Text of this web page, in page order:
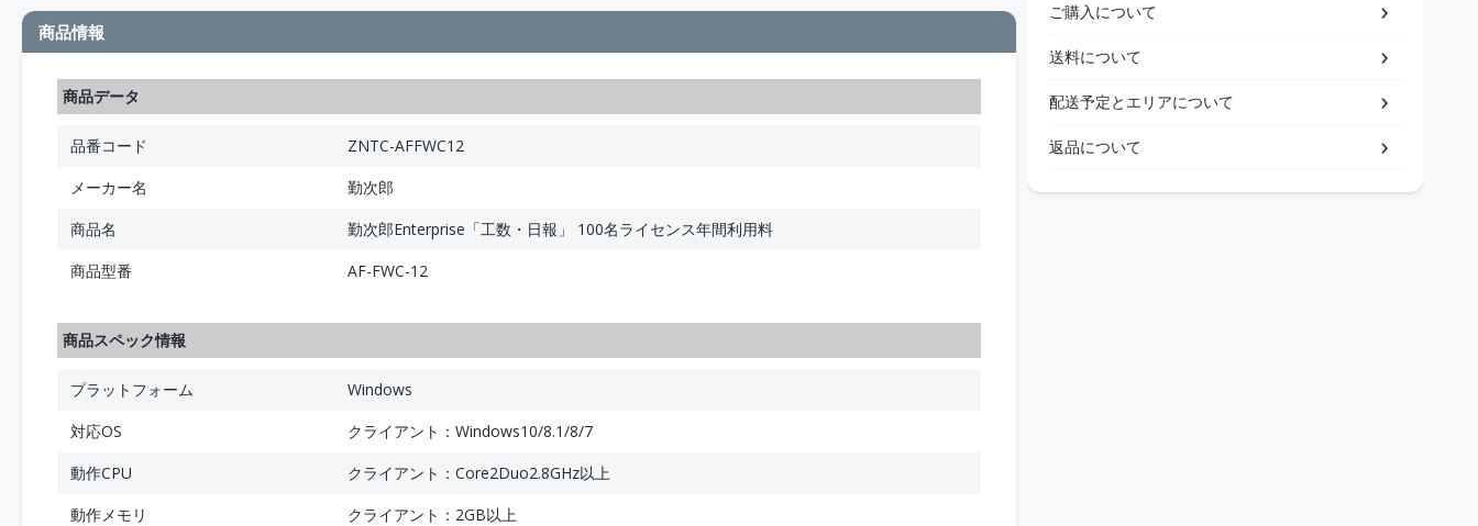
商品情報
商品データ
品番コード
ZNTC-AFFWC12
メーカー名
勤次郎
商品名
勤次郎Enterprise「工数・日報」 100名ライセンス年間利用料
商品型番
AF-FWC-12
商品スペック情報
プラットフォーム
Windows
対応OS
クライアント：Windows10/8.1/8/7
動作CPU
クライアント：Core2Duo2.8GHz以上
動作メモリ
クライアント：2GB以上
ご購入について
送料について
配送予定とエリアについて
返品について